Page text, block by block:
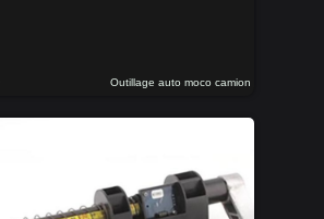
Outillage auto moco camion